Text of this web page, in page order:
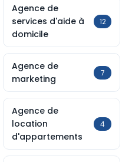
Agence de
services d'aide à
domicile
12
Agence de
marketing
7
Agence de
location
d'appartements
4